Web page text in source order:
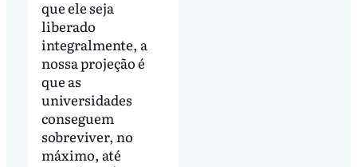
que ele seja
liberado
integralmente, a
nossa projeção é
que as
universidades
conseguem
sobreviver, no
máximo, até